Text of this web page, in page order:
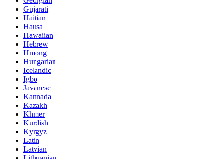
Gujarati
Haitian
Hausa
Hawaiian
Hebrew
Hmong
Hungarian
Icelandic
Igbo
Javanese
Kannada
Kazakh
Khmer
Kurdish
Kyrgyz
Latin
Latvian